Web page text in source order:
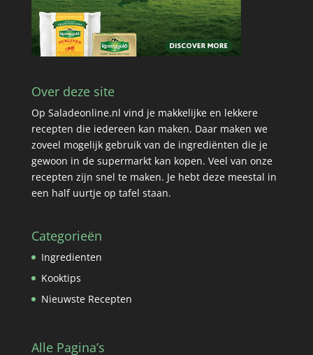
Over deze site
Op Saladeonline.nl vind je makkelijke en lekkere
recepten die iedereen kan maken. Daar maken we
zoveel mogelijk gebruik van de ingrediënten die je
gewoon in de supermarkt kan kopen. Veel van onze
recepten zijn snel te maken. Je hebt deze meestal in
een half uurtje op tafel staan.
Categorieën
Ingredienten
Kooktips
Nieuwste Recepten
Alle Pagina’s